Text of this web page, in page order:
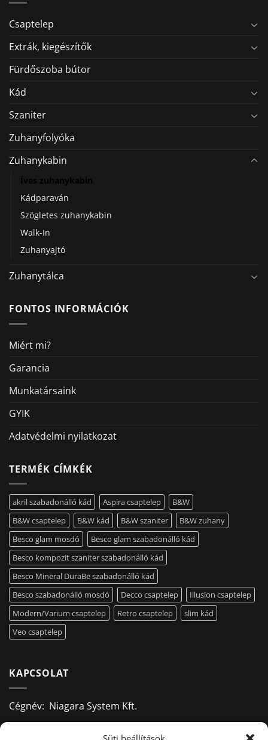
Csaptelep
Extrák, kiegészítők
Fürdőszoba bútor
Kád
Szaniter
Zuhanyfolyóka
Zuhanykabin
Íves zuhanykabin
Kádparaván
Szögletes zuhanykabin
Walk-In
Zuhanyajtó
Zuhanytálca
FONTOS INFORMÁCIÓK
Miért mi?
Garancia
Munkatársaink
GYIK
Adatvédelmi nyilatkozat
TERMÉK CÍMKÉK
akril szabadonálló kád Aspira csaptelep
B&W
B&W csaptelep
B&W kád B&W szaniter
B&W zuhany
Besco glam mosdó
Besco glam szabadonálló kád
Besco kompozit szaniter szabadonálló kád
Besco Mineral DuraBe szabadonálló kád
Besco szabadonálló mosdó
Decco csaptelep
Illusion csaptelep
Modern/Varium csaptelep
Retro csaptelep
slim kád
Veo csaptelep
KAPCSOLAT
Cégnév: Niagara System Kft.
Adószám: 13156668-2-09